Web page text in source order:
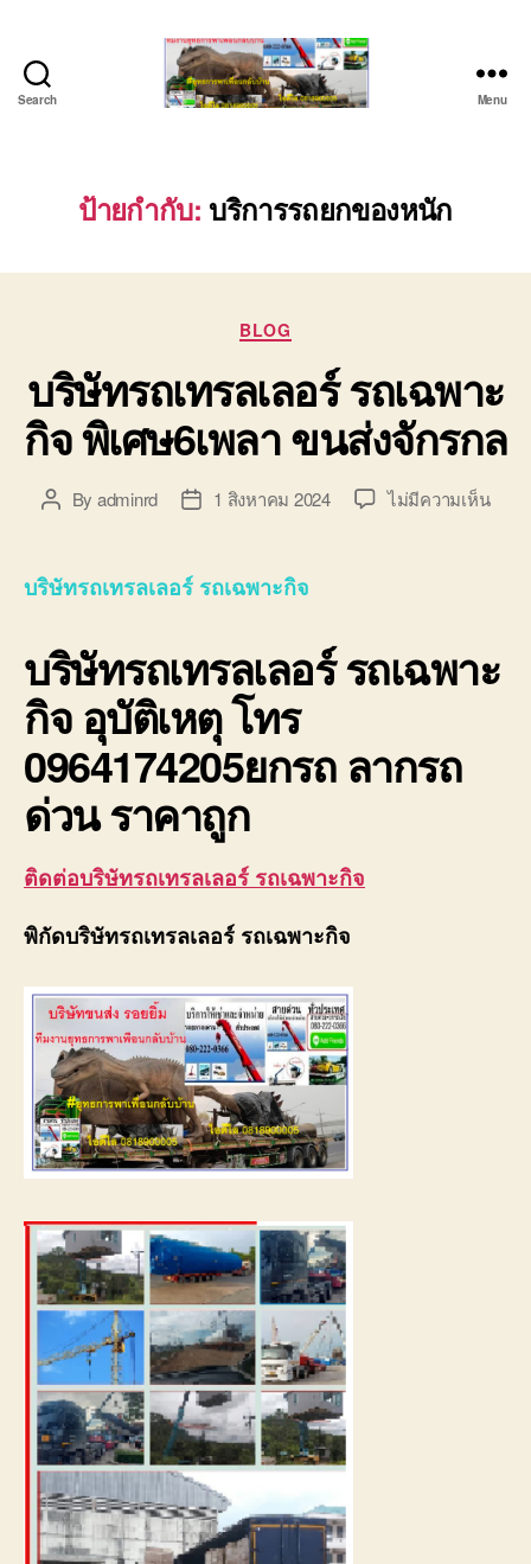
Search
ยก
ของ
ติดต่อ
0640711613,
Menu
ป้ายกำกับ: บริการรถยกของหนัก
Categories
BLOG
บริษัทรถเทรลเลอร์ รถเฉพาะ
กิจ พิเศษ6เพลา ขนส่งจักรกล
PostBy adminrd
Post1 สิงหาคม 2024 ไม่มีความเห็นบน
เฉพา
บริษัทรถเทรลเลอร์ รถเฉพาะกิจ
บริษัทรถเทรลเลอร์ รถเฉพาะ
กิจ อุบัติเหตุ โทร
0964174205ยกรถ ลากรถ
ด่วน ราคาถูก
ติดต่อบริษัทรถเทรลเลอร์ รถเฉพาะกิจ
พิกัดบริษัทรถเทรลเลอร์ รถเฉพาะกิจ